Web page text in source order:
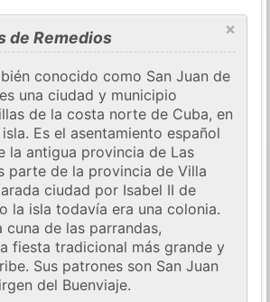
×
de Remedios
conocido como San Juan de
una ciudad y municipio
de la costa norte de Cuba, en
Es el asentamiento español
la antigua provincia de Las
parte de la provincia de Villa
ciudad por Isabel II de
la isla todavía era una colonia.
cuna de las parrandas,
fiesta tradicional más grande y
Sus patrones son San Juan
del Buenviaje.